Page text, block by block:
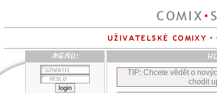
TIP: Chcete vědět o
chodit